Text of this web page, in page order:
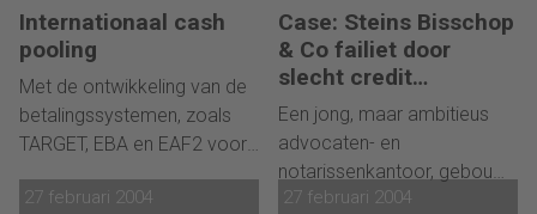
aan huurders. De winsten zijn
in vele opzichten
fenomenaal.'Niet alleen in
termen van geld en
organisatie is winst geboekt,
ook het feit dat de
betalingsachterstanden
Internationaal cash
pooling
Met de ontwikkeling van de
betalingssystemen, zoals
TARGET, EBA en EAF2 voor
betalingen op "same-day-
Case: Steins Bisschop
& Co failiet door
slecht credit
management
Een jong, maar ambitieus
advocaten- en
notarissenkantoor, gebouwd
op de fundamenten van
27 februari 2004 27 februari 2004